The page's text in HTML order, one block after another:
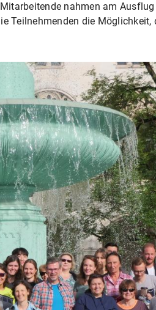
nahmen am
Teilnehmenden die Möglichkeit,